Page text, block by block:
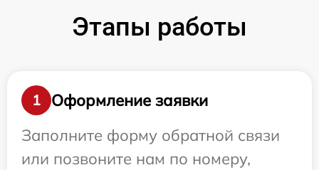
Этапы работы
1
Оформление заявки
Заполните форму обратной связи
или позвоните нам по номеру,